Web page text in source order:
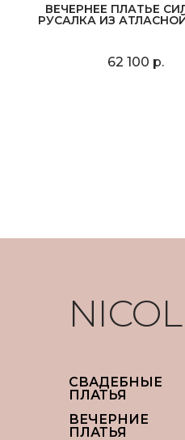
ВЕЧЕРНЕЕ ПЛАТЬЕ
РУСАЛКА ИЗ
62 100 р.
СВАДЕБНЫЕ
ПЛАТЬЯ
ВЕЧЕРНИЕ
ПЛАТЬЯ